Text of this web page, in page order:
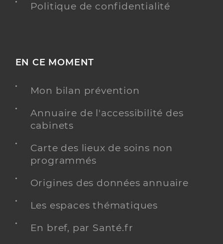
Politique de confidentialité
EN CE MOMENT
Mon bilan prévention
Annuaire de l'accessibilité des
cabinets
Carte des lieux de soins non
programmés
Origines des données annuaire
Les espaces thématiques
En bref, par Santé.fr